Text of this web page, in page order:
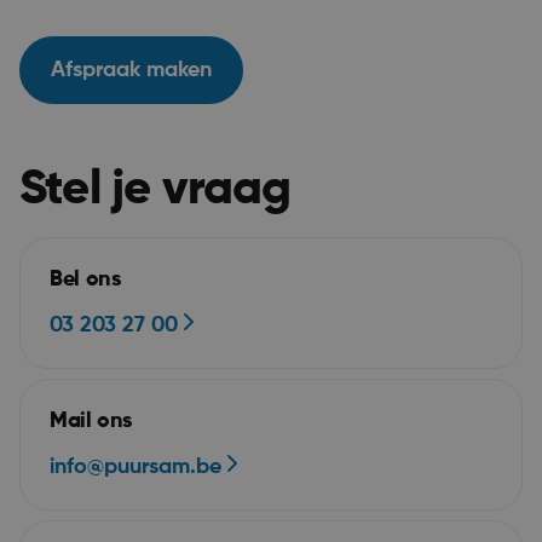
Afspraak maken
Stel je vraag
Bel ons
03 203 27 00
Mail ons
info@puursam.be
__RequestVerificationToken
Google Privacy Policy